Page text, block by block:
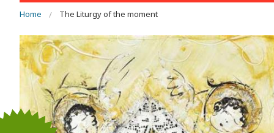
You are here
Home The Liturgy of the moment